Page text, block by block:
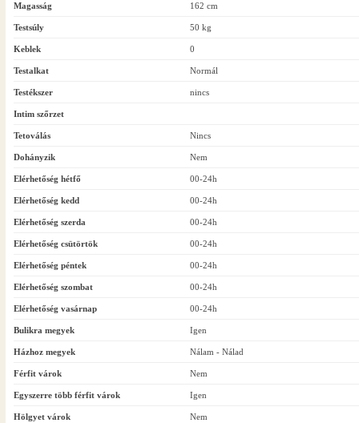
Magasság 162 cm
Testsúly 50 kg
Keblek 0
Testalkat Normál
Testékszer nincs
Intim szőrzet
Tetoválás Nincs
Dohányzik Nem
Elérhetőség hétfő 00-24h
Elérhetőség kedd 00-24h
Elérhetőség szerda 00-24h
Elérhetőség csütörtök 00-24h
Elérhetőség péntek 00-24h
Elérhetőség szombat 00-24h
Elérhetőség vasárnap 00-24h
Bulikra megyek Igen
Házhoz megyek Nálam - Nálad
Férfit várok Nem
Egyszerre több férfit várok Igen
Hölgyet várok Nem